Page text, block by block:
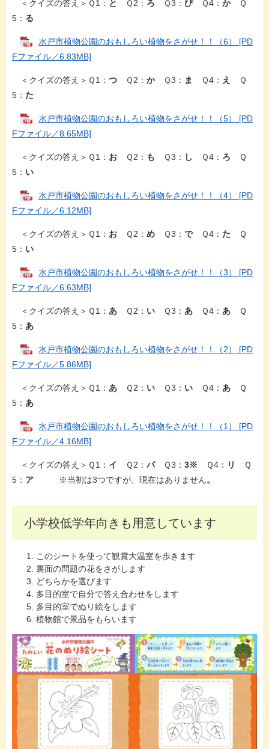
＜クイズの答え＞Ｑ1： と Ｑ2： ろ Ｑ3： ぴＱ4： かＱ
5： る
水戸市植物公園のおもしろい植物をさがせ！！（6） [PD
Fファイル／6.83MB]
＜クイズの答え＞Ｑ1： つ Ｑ2： かＱ3： ま Ｑ4： え
Ｑ
5： た
水戸市植物公園のおもしろい植物をさがせ！！（5） [PD
Fファイル／8.65MB]
＜クイズの答え＞Ｑ1： お Ｑ2： も Ｑ3： し Ｑ4： ろ Ｑ
5： い
水戸市植物公園のおもしろい植物をさがせ！！（4） [PD
Fファイル／6.12MB]
＜クイズの答え＞Ｑ1： お Ｑ2： め Ｑ3： でＱ4： た Ｑ
5： い
水戸市植物公園のおもしろい植物をさがせ！！（3） [PD
Fファイル／6.63MB]
＜クイズの答え＞Ｑ1： あ Ｑ2： い Ｑ3： あ Ｑ4： あ Ｑ
5： あ
水戸市植物公園のおもしろい植物をさがせ！！（2） [PD
Fファイル／5.86MB]
＜クイズの答え＞Ｑ1： あ Ｑ2： い Ｑ3： い Ｑ4： あ Ｑ
5： あ
水戸市植物公園のおもしろい植物をさがせ！！（1） [PD
Fファイル／4.16MB]
＜クイズの答え＞Ｑ1： イ Ｑ2： パＱ3： 3※ Ｑ4： リ
Ｑ
5： ア ※当初は3つですが、現在はありません。
小学校低学年向きも用意しています
このシートを使って観賞大温室を歩きます
裏面の問題の花をさがします
どちらかを選びます
多目的室で自分で答え合わせをします
多目的室でぬり絵をします
植物館で景品をもらいます